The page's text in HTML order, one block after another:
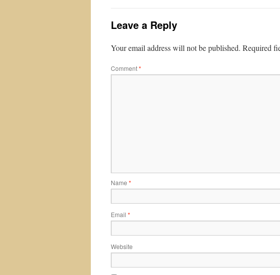
Leave a Reply
Your email address will not be published. Required
Comment*
Name *
Email *
Website